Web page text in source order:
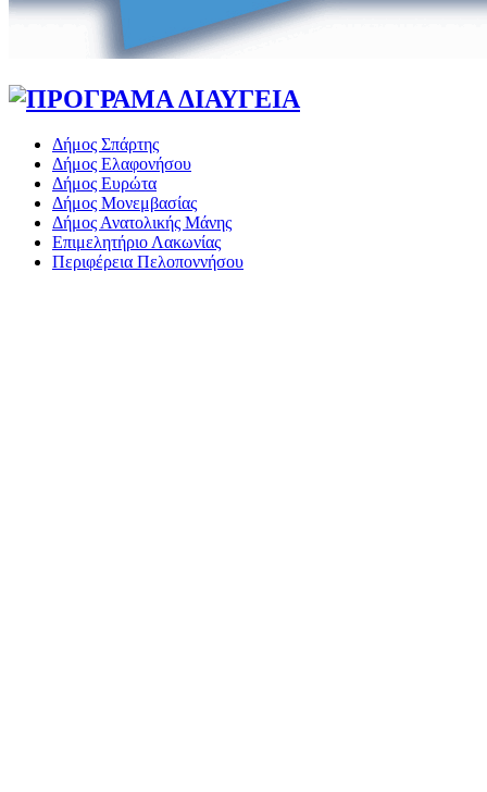
Δήμος Σπάρτης
Δήμος Ελαφονήσου
Δήμος Ευρώτα
Δήμος Μονεμβασίας
Δήμος Ανατολικής Μάνης
Επιμελητήριο Λακωνίας
Περιφέρεια Πελοποννήσου